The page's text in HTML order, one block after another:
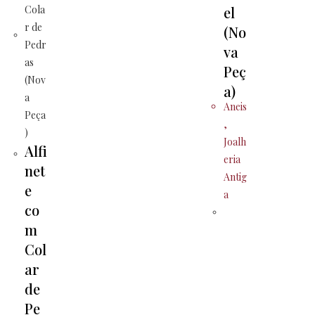
Alfi
net
e
co
m
Col
ar
de
Pe
el
(No
va
Peç
a)
Aneis
,
Joalh
eria
Antig
a